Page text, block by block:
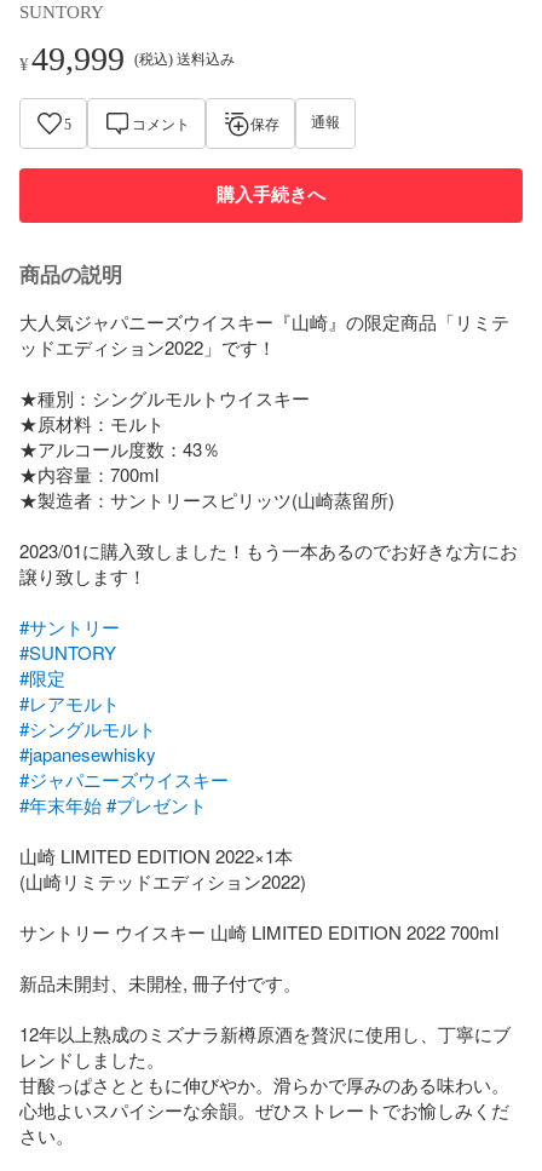
SUNTORY
¥49,999 (税込) 送料込み
5 コメント 保存 通報
購入手続きへ
商品の説明
大人気ジャパニーズウイスキー『山崎』の限定商品「リミテ
ッドエディション2022」です！
★種別：シングルモルトウイスキー
★原材料：モルト
★アルコール度数：43％
★内容量：700ml
★製造者：サントリースピリッツ(山崎蒸留所)
2023/01に購入致しました！もう一本あるのでお好きな方にお
譲り致します！
#サントリー
#SUNTORY
#限定
#レアモルト
#シングルモルト
#japanesewhisky
#ジャパニーズウイスキー
#年末年始#プレゼント
山崎 LIMITED EDITION 2022×1本
(山崎リミテッドエディション2022)
サントリー ウイスキー 山崎 LIMITED EDITION 2022 700ml
新品未開封、未開栓, 冊子付です。
12年以上熟成のミズナラ新樽原酒を贅沢に使用し、丁寧にブ
レンドしました。
甘酸っぱさとともに伸びやか。滑らかで厚みのある味わい。
心地よいスパイシーな余韻。ぜひストレートでお愉しみくだ
さい。